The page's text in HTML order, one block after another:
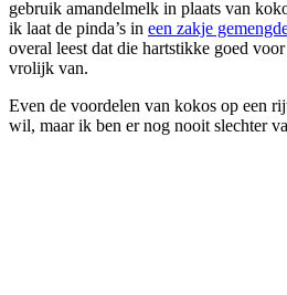
gebruik amandelmelk in plaats van
ik laat de pinda’s in een zakje
overal leest dat die hartstikke goed
vrolijk van.
Even de voordelen van kokos op een
wil, maar ik ben er nog nooit slechter